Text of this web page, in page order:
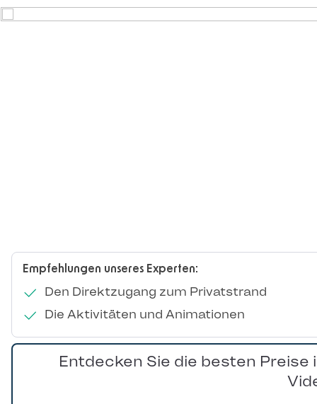
Empfehlungen unseres Experten:
Den Direktzugang zum Privatstrand
Die Aktivitäten und Animationen
Entdecken Sie die besten Preise